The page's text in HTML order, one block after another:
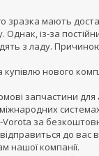
зразка мають
із-за
з ладу.
нового
запчастини
за
до
нашої компанії.